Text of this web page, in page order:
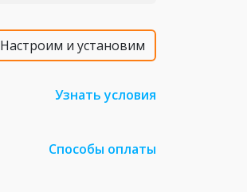
Настроим и установим
Узнать условия
Способы оплаты